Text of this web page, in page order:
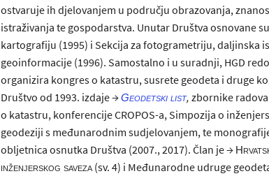
ostvaruje ih djelovanjem u području obrazovanja,
istraživanja te gospodarstva. Unutar Društva osnovane
kartografiju (1995) i Sekcija za fotogrametriju, daljinska
geoinformacije (1996). Samostalno i u suradnji, HGD
organizira kongres o katastru, susrete geodeta i druge
Društvo od 1993. izdaje →Geodetski list, zbornike
o katastru, konferencije CROPOS-a, Simpozija o
geodeziji s međunarodnim sudjelovanjem, te
obljetnica osnutka Društva (2007., 2017). Član je →
inženjerskog saveza (sv. 4) i Međunarodne udruge